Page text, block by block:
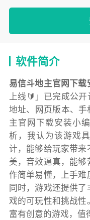
软件简介
易信斗地主官网下载
上线🔰」已完成公
地址、网页版本、
主官网下载安装小
析，我认为该游戏
计，能够给玩家带
美，音效逼真，能
作简单易懂，上手难
同时，游戏还提供
戏的可玩性和挑战
富有创意的游戏，值